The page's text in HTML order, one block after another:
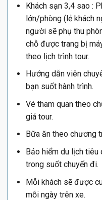
Khách sạn 3,4 sao :
lớn/phòng (lẻ khách
người sẽ phụ thu
chỗ được trang bị
theo lịch trình tour.
Hướng dẫn viên
bạn suốt hành trình.
Vé tham quan theo
giá tour.
Bữa ăn theo chương
Bảo hiểm du lịch tiêu
trong suốt chuyến đi.
Mỗi khách sẽ được
mỗi ngày trên xe.